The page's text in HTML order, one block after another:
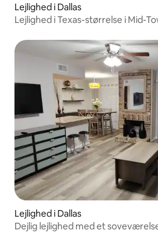
Lejlighed i Dallas
Lejlighed i Texas-størrelse i Mid-
Lejlighed i Dallas
Dejlig lejlighed med et